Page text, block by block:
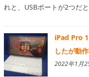
れと、USBポートが2つだ
iPad Pro
したが動
2022年1月